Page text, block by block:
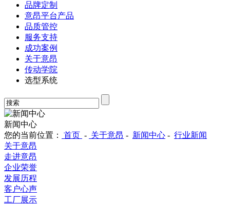
品牌定制
意昂平台产品
品质管控
服务支持
成功案例
关于意昂
传动学院
选型系统
新闻中心
您的当前位置：
首页 - 关于意昂 - 新闻中心 - 行业新闻
关于意昂
走进意昂
企业荣誉
发展历程
客户心声
工厂展示